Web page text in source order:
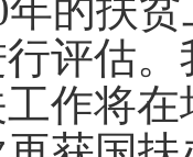
年的扶
评估
作将